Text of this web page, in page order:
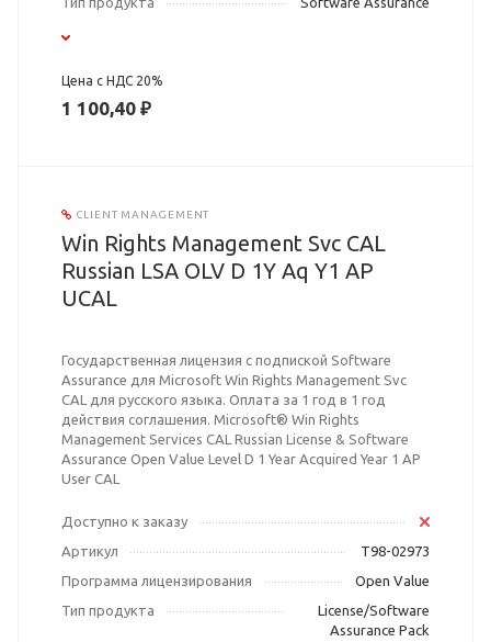
Цена с НДС 20%
1 100,40 ₽
CLIENT MANAGEMENT
Win Rights Management Svc CAL
Russian LSA OLV D 1Y Aq Y1 AP
UCAL
Государственная лицензия с подпиской Software
Assurance для Microsoft Win Rights Management Svc
CAL для русского языка. Оплата за 1 год в 1 год
действия соглашения. Microsoft® Win Rights
Management Services CAL Russian License & Software
Assurance Open Value Level D 1 Year Acquired Year 1 AP
User CAL
Доступно к заказу
Артикул
T98-02973
Программа лицензирования
Open Value
Тип продукта
License/Software
Assurance Pack